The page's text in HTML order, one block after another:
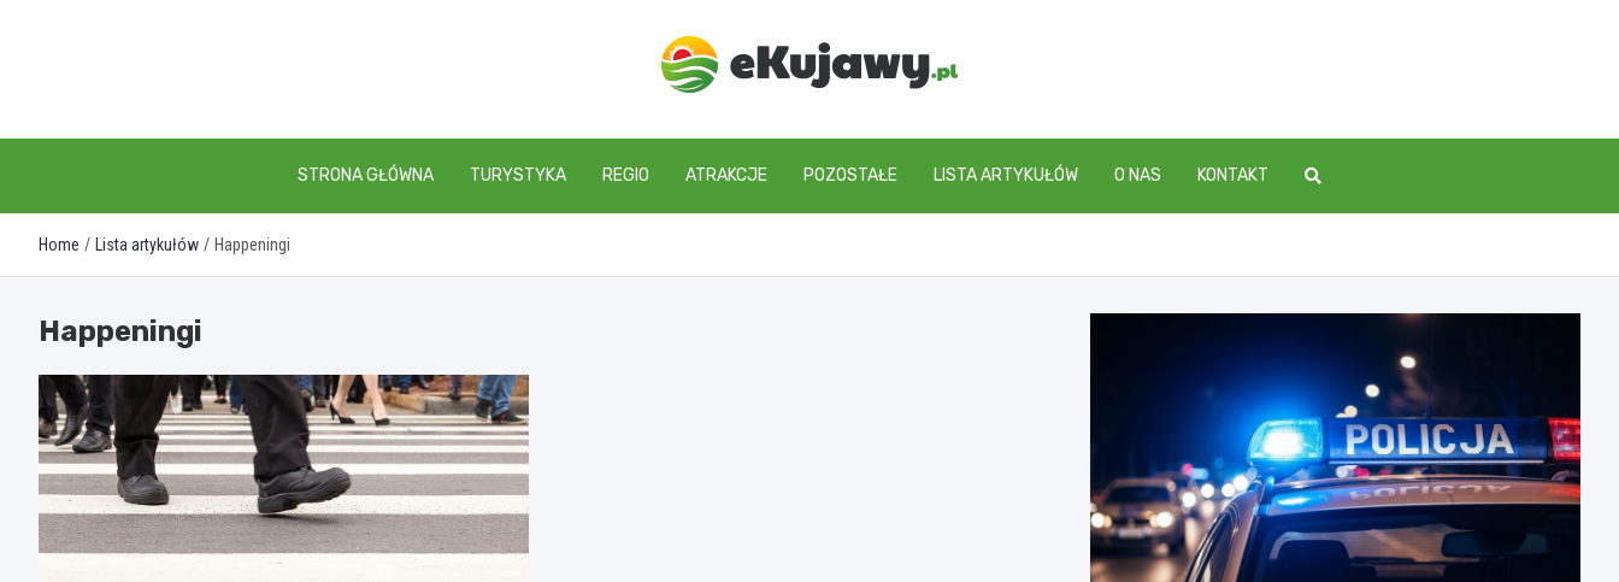
ekujawy.pl
STRONA GŁÓWNA TURYSTYKA REGIO ATRAKCJE POZOSTAŁE LISTA ARTYKUŁÓW O NAS KONTAKT
Home Lista artykułów Happeningi
Happeningi